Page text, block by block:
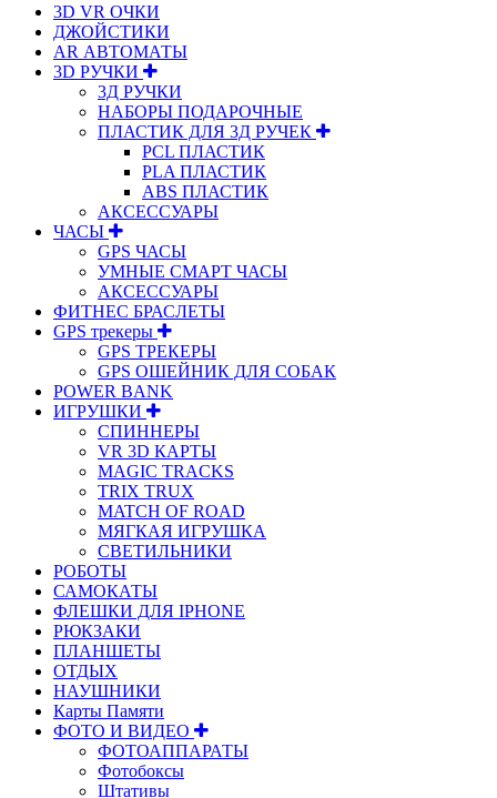
3D VR ОЧКИ
ДЖОЙСТИКИ
АR АВТОМАТЫ
3D РУЧКИ
3Д РУЧКИ
НАБОРЫ ПОДАРОЧНЫЕ
ПЛАСТИК ДЛЯ 3Д РУЧЕК
PCL ПЛАСТИК
PLA ПЛАСТИК
ABS ПЛАСТИК
АКСЕССУАРЫ
ЧАСЫ
GPS ЧАСЫ
УМНЫЕ СМАРТ ЧАСЫ
АКСЕССУАРЫ
ФИТНЕС БРАСЛЕТЫ
GPS трекеры
GPS ТРЕКЕРЫ
GPS ОШЕЙНИК ДЛЯ СОБАК
POWER BANK
ИГРУШКИ
СПИННЕРЫ
VR 3D КАРТЫ
MAGIC TRACKS
TRIX TRUX
MATCH OF ROAD
МЯГКАЯ ИГРУШКА
СВЕТИЛЬНИКИ
РОБОТЫ
САМОКАТЫ
ФЛЕШКИ ДЛЯ IPHONE
РЮКЗАКИ
ПЛАНШЕТЫ
ОТДЫХ
НАУШНИКИ
Карты Памяти
ФОТО И ВИДЕО
ФОТОАППАРАТЫ
Фотобоксы
Штативы